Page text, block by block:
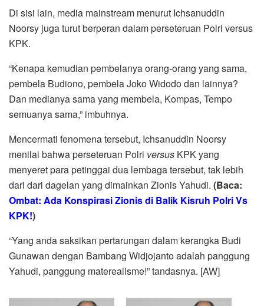
Di sisi lain, media mainstream menurut Ichsanuddin
Noorsy juga turut berperan dalam perseteruan Polri versus
KPK.
“Kenapa kemudian pembelanya orang-orang yang sama,
pembela Budiono, pembela Joko Widodo dan lainnya?
Dan medianya sama yang membela, Kompas, Tempo
semuanya sama,” imbuhnya.
Mencermati fenomena tersebut, Ichsanuddin Noorsy
menilai bahwa perseteruan Polri versus KPK yang
menyeret para petinggai dua lembaga tersebut, tak lebih
dari dari dagelan yang dimainkan Zionis Yahudi. (Baca:
Ombat: Ada Konspirasi Zionis di Balik Kisruh Polri Vs
KPK!)
“Yang anda saksikan pertarungan dalam kerangka Budi
Gunawan dengan Bambang Widjojanto adalah panggung
Yahudi, panggung materealisme!” tandasnya. [AW]